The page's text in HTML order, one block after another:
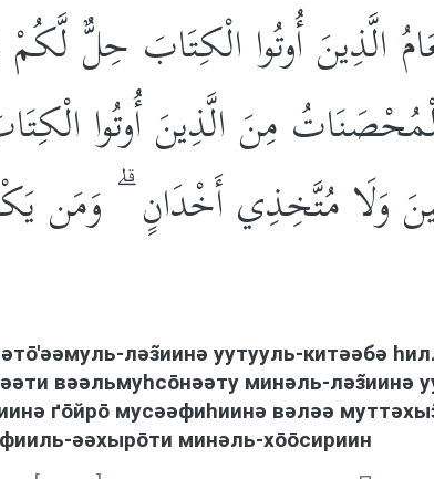
الَّذِينَ أُوتُوا الْكِتَابَ حِلٌّ
مِنَ الَّذِينَ أُوتُوا
وَلَا مُتَّخِذِي أَخْدَانٍ ۗ وَمَن
лəз̃иинə уутууль-китəəбə
вəəльмуhсōнəəту минəль-лəз̃иинə
ґōйрō мусəəфиhиинə вəлəə
əəхырōти минəль-хōōсириин